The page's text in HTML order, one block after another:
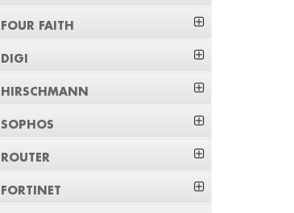
FOUR FAITH
DIGI
HIRSCHMANN
SOPHOS
ROUTER
FORTINET